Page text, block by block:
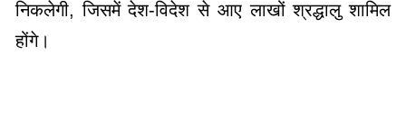
निकलेगी, जिसमें देश-विदेश से आए लाखों श्रद्धालु शामिल
होंगे।